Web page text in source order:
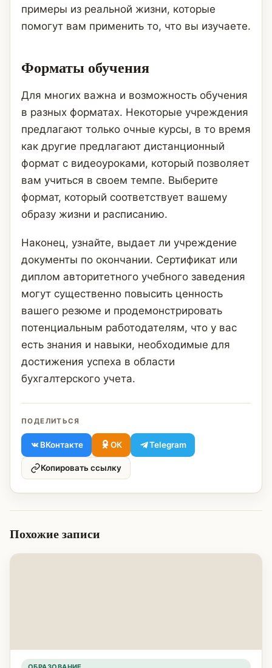
примеры из реальной жизни, которые
помогут вам применить то, что вы изучаете.
Форматы обучения
Для многих важна и возможность обучения
в разных форматах. Некоторые учреждения
предлагают только очные курсы, в то время
как другие предлагают дистанционный
формат с видеоуроками, который позволяет
вам учиться в своем темпе. Выберите
формат, который соответствует вашему
образу жизни и расписанию.
Наконец, узнайте, выдает ли учреждение
документы по окончании. Сертификат или
диплом авторитетного учебного заведения
могут существенно повысить ценность
вашего резюме и продемонстрировать
потенциальным работодателям, что у вас
есть знания и навыки, необходимые для
достижения успеха в области
бухгалтерского учета.
ПОДЕЛИТЬСЯ
ВКонтакте ОК Telegram
Копировать ссылку
Похожие записи